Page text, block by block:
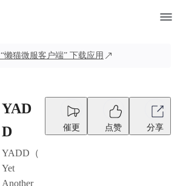
“懒猫微服客户端” 下载应用
YAD
D
YADD（
Yet
Another
催更 点赞 分享